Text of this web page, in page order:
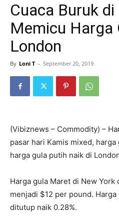
Cuaca Buruk di
Memicu Harga
London
By Loni T - September 20, 2019
(Vibiznews – Commodity) –
pasar hari Kamis mixed,
harga gula putih naik di
Harga gula Maret di New
menjadi $12 per pound.
ditutup naik 0.28%.